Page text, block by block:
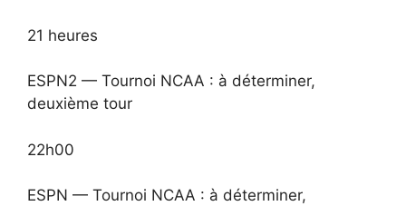
21 heures
ESPN2 — Tournoi NCAA : à déterminer,
deuxième tour
22h00
ESPN — Tournoi NCAA : à déterminer,